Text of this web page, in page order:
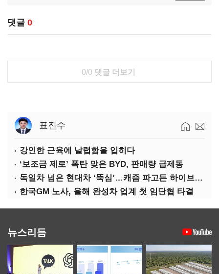
댓글 0
0/0 댓글 더보기
표진수
강인한 근육에 날렵함을 입히다
‘보조금 제로’ 폭탄 맞은 BYD, 판매량 급제동
독일차 넘은 현대차 ‘뚝심’…캐즘 파고든 하이브리드 역전극
한국GM 노사, 올해 완성차 업계 첫 임단협 타결
뉴스리듬